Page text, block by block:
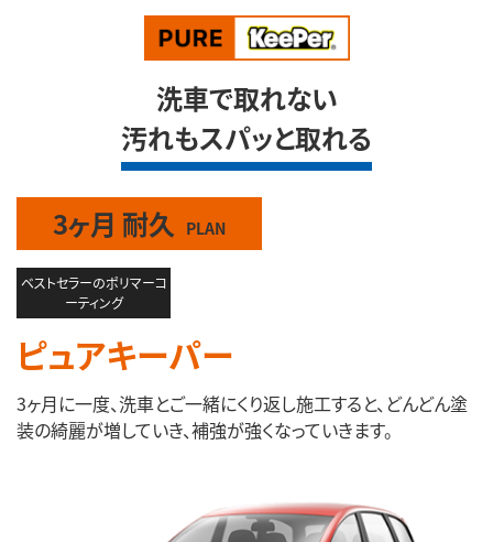
洗車で取れない
汚れもスパッと取れる
3ヶ月 耐久 PLAN
ベストセラーのポリマーコ
ーティング
ピュアキーパー
3ヶ月に一度、洗車とご一緒にくり返し施工すると、どんどん塗
装の綺麗が増していき、補強が強くなっていきます。